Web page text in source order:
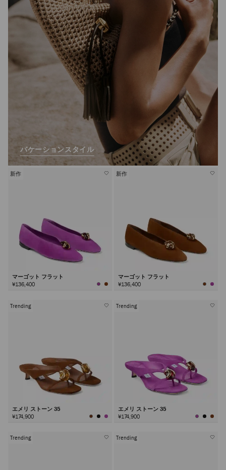
バケーションスタイル
新作
マーゴット フラット
¥136,400
新作
マーゴット フラット
¥136,400
Trending
エメリ ストーン 35
¥174,900
Trending
エメリ ストーン 35
¥174,900
Trending Trending